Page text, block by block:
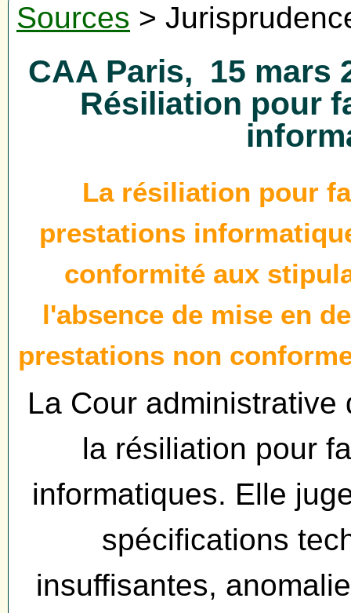
Sources >
CAA Paris, 15 mars
Résiliation pour
La résiliation pour
prestations
conformité aux
l'absence de mise en
prestations non
La Cour
la résiliation pour
informatiques. Elle
spécifications
insuffisantes,